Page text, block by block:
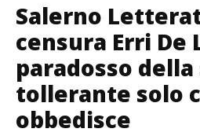
Salerno
censura Erri De
paradosso
tollerante solo
obbedisce